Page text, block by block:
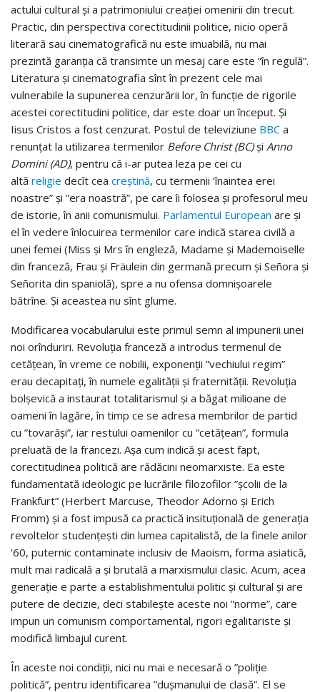
actului cultural şi a patrimoniului creaţiei omenirii din trecut.
Practic, din perspectiva corectitudinii politice, nicio operă
literară sau cinematografică nu este imuabilă, nu mai
prezintă garanţia că transimte un mesaj care este ”în regulă”.
Literatura şi cinematografia sînt în prezent cele mai
vulnerabile la supunerea cenzurării lor, în funcţie de rigorile
acestei corectitudini politice, dar este doar un început. Şi
Iisus Cristos a fost cenzurat. Postul de televiziune BBC a
renunţat la utilizarea termenilor Before Christ (BC)şi Anno
Domini (AD), pentru că i-ar putea leza pe cei cu
altă religie decît cea creştină, cu termenii ‘înaintea erei
noastre” şi ”era noastră”, pe care îi folosea şi profesorul meu
de istorie, în anii comunismului. Parlamentul European are şi
el în vedere înlocuirea termenilor care indică starea civilă a
unei femei (Miss şi Mrs în engleză, Madame şi Mademoiselle
din franceză, Frau şi Fräulein din germană precum şi Señora şi
Señorita din spaniolă), spre a nu ofensa domnişoarele
bătrîne. Şi aceastea nu sînt glume.
Modificarea vocabularului este primul semn al impunerii unei
noi orînduriri. Revoluţia franceză a introdus termenul de
cetăţean, în vreme ce nobilii, exponenţii ”vechiului regim”
erau decapitaţi, în numele egalităţii şi fraternităţii. Revoluţia
bolşevică a instaurat totalitarismul şi a băgat milioane de
oameni în lagăre, în timp ce se adresa membrilor de partid
cu ”tovarăşi”, iar restului oamenilor cu ”cetăţean”, formula
preluată de la francezi. Aşa cum indică şi acest fapt,
corectitudinea politică are rădăcini neomarxiste. Ea este
fundamentată ideologic pe lucrările filozofilor ”şcolii de la
Frankfurt” (Herbert Marcuse, Theodor Adorno şi Erich
Fromm) şi a fost impusă ca practică insituţională de generaţia
revoltelor studenţeşti din lumea capitalistă, de la finele anilor
’60, puternic contaminate inclusiv de Maoism, forma asiatică,
mult mai radicală a şi brutală a marxismului clasic. Acum, acea
generaţie e parte a establishmentului politic şi cultural şi are
putere de decizie, deci stabileşte aceste noi ”norme”, care
impun un comunism comportamental, rigori egalitariste şi
modifică limbajul curent.
În aceste noi condiţii, nici nu mai e necesară o ”poliţie
politică”, pentru identificarea ”duşmanului de clasă”. El se